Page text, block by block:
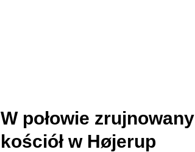
W połowie zrujnowany
kościół w Højerup